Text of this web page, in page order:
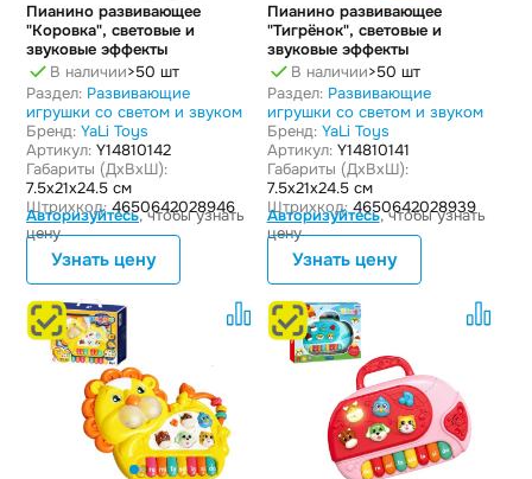
Пианино развивающее
"Коровка", световые и
звуковые эффекты
В наличии>50 шт
Раздел: Развивающие
игрушки со светом и звуком
Бренд: YaLi Toys
Артикул: Y14810142
Габариты (ДxВxШ):
7.5x21x24.5 см
Штрихкод: 4650642028946
Авторизуйтесь, чтобы узнать
цену
Узнать цену
Пианино развивающее
"Тигрёнок", световые и
звуковые эффекты
В наличии>50 шт
Раздел: Развивающие
игрушки со светом и звуком
Бренд: YaLi Toys
Артикул:Y14810141
Габариты (ДxВxШ):
7.5x21x24.5 см
Штрихкод:4650642028939
Авторизуйтесь, чтобы узнать
цену
Узнать цену